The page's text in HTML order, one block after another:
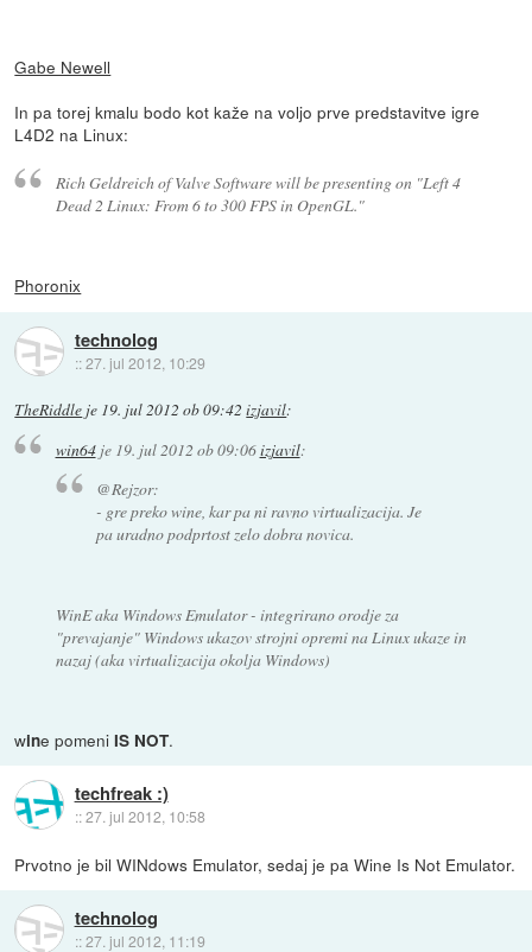
Gabe Newell
In pa torej kmalu bodo kot kaže na voljo prve predstavitve igre
L4D2 na Linux:
Rich Geldreich of Valve Software will be presenting on "Left 4
Dead 2 Linux: From 6 to 300 FPS in OpenGL."
Phoronix
technolog
::27. jul 2012, 10:29
TheRiddle je 19. jul 2012 ob 09:42 izjavil:
win64je 19. jul 2012 ob 09:06izjavil:
@Rejzor:
- gre preko wine, kar pa ni ravno virtualizacija. Je
pa uradno podprtost zelo dobra novica.
WinE aka Windows Emulator - integrirano orodje za
"prevajanje" Windows ukazov strojni opremi na Linux ukaze in
nazaj (aka virtualizacija okolja Windows)
wine pomeniIS NOT.
techfreak :)
::27. jul 2012, 10:58
Prvotno je bil WINdows Emulator, sedaj je pa Wine Is Not Emulator.
technolog
::27. jul 2012, 11:19